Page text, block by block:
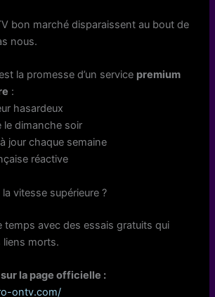
bon marché disparaissent au bout de
nous.
la promesse d’un service premium
:
hasardeux
le dimanche soir
jour chaque semaine
réactive
vitesse supérieure ?
temps avec des essais gratuits qui
liens morts.
la page officielle :
ontv.com/